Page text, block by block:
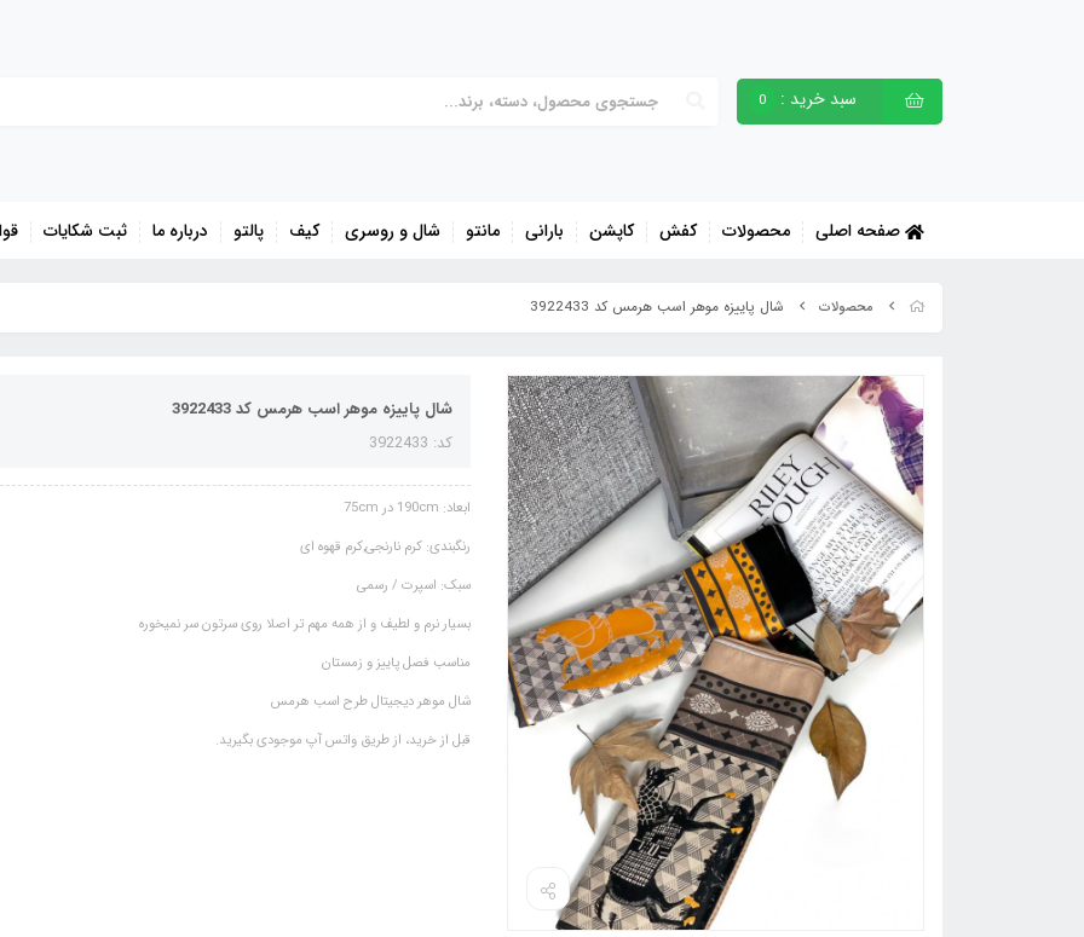
سبد خرید : 0
صفحه اصلی محصولات کفش کاپشن بارانی مانتو شال و روسری کیف پالتو درباره ما ثبت شکایات
محصولات شال پاییزه موهر اسب هرمس کد 3922433
شال پاییزه موهر اسب هرمس کد 3922433
کد: 3922433
ابعاد: 190cm در 75cm
رنگبندی: کرم نارنجی,کرم قهوه ای
سبک: اسپرت / رسمی
بسیار نرم و لطیف و از همه مهم تر اصلا روی سرتون سر نمیخوره
مناسب فصل پاییز و زمستان
شال موهر دیجیتال طرح اسب هرمس
قبل از خرید، از طریق واتس آپ موجودی بگیرید.